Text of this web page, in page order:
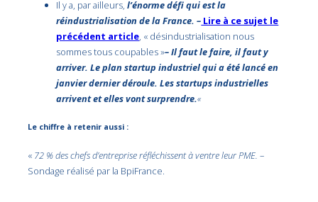
Il y a, par ailleurs,l’énorme défi qui est la
réindustrialisation de la France. – Lire à ce sujet le
précédent article, « désindustrialisation nous
sommes tous coupables »– Il faut le faire, il faut y
arriver. Le plan startup industriel qui a été lancé en
janvier dernier déroule. Les startups industrielles
arrivent et elles vont surprendre.«
Le chiffre à retenir aussi :
« 72 % des chefs d’entreprise réfléchissent à ventre leur PME. –
Sondage réalisé par la BpiFrance.